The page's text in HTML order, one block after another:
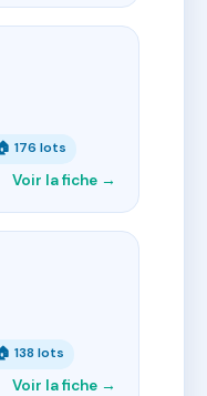
176 lots
Voir la fiche →
138 lots
Voir la fiche →